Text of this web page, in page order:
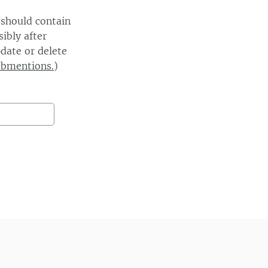
contain
after
or delete
)